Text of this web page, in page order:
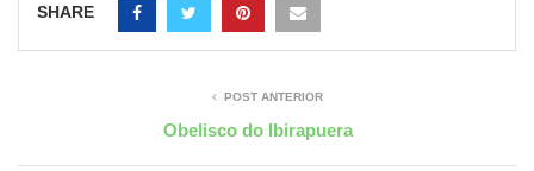
SHARE
POST ANTERIOR
Obelisco do Ibirapuera